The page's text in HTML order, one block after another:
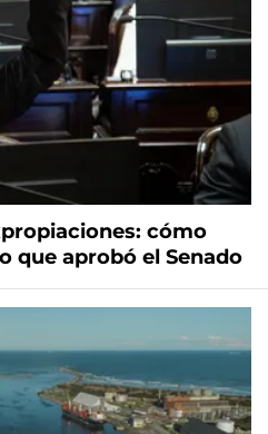
cómo
que aprobó el Senado